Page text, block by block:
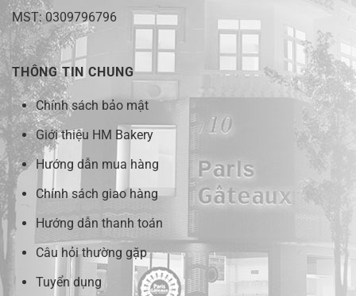
MST: 0309796796
THÔNG TIN CHUNG
Chính sách bảo mật
Giới thiệu HM Bakery
Hướng dẫn mua hàng
Chính sách giao hàng
Hướng dẫn thanh toán
Câu hỏi thường gặp
Tuyển dụng